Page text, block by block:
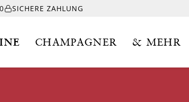
SICHERE ZAHLUNG
CHAMPAGNER & MEHR